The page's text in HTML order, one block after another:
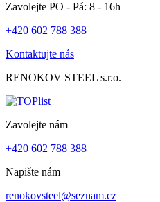
Zavolejte PO - Pá: 8 - 16h
+420 602 788 388
Kontaktujte nás
RENOKOV STEEL s.r.o.
Zavolejte nám
+420 602 788 388
Napište nám
renokovsteel@seznam.cz